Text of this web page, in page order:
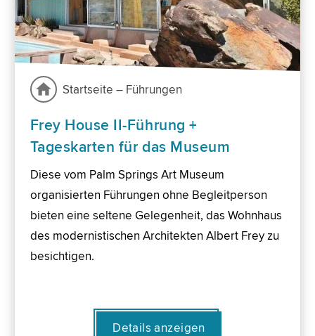
Startseite – Führungen
Frey House II-Führung +
Tageskarten für das Museum
Diese vom Palm Springs Art Museum
organisierten Führungen ohne Begleitperson
bieten eine seltene Gelegenheit, das Wohnhaus
des modernistischen Architekten Albert Frey zu
besichtigen.
Details anzeigen